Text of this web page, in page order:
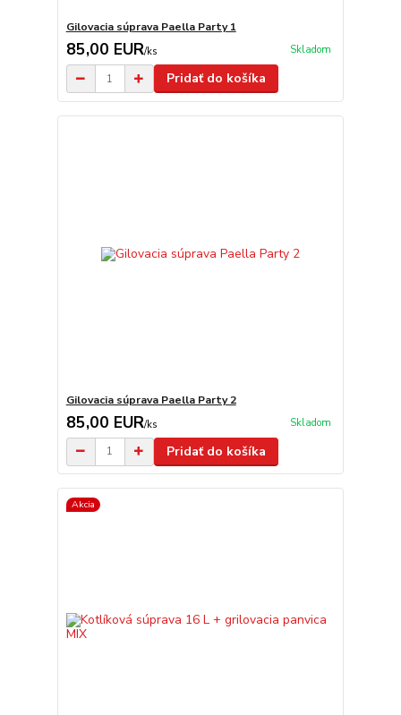
Gilovacia súprava Paella Party 1
85,00 EUR/ks Skladom
Pridať do košíka
Gilovacia súprava Paella Party 2
85,00 EUR/ks Skladom
Pridať do košíka
Akcia